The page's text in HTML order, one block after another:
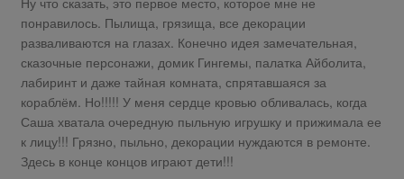
понравилось. Пылища, грязища, все декорации
разваливаются на глазах. Конечно идея замечательная,
сказочные персонажи, домик Гингемы, палатка Айболита,
лабиринт и даже тайная комната, спрятавшаяся за
кораблём. Но!!!!! У меня сердце кровью обливалась, когда
Саша хватала очередную пыльную игрушку и прижимала ее
к лицу!!! Грязно, пыльно, декорации нуждаются в ремонте.
Здесь в конце концов играют дети!!!